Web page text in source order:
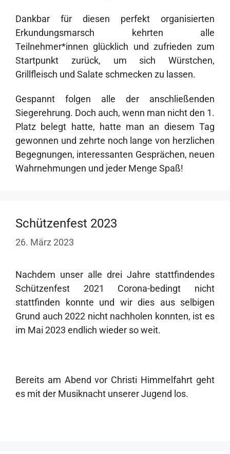
Dankbar für diesen perfekt organisierten
Erkundungsmarsch kehrten alle
Teilnehmer*innen glücklich und zufrieden zum
Startpunkt zurück, um sich Würstchen,
Grillfleisch und Salate schmecken zu lassen.
Gespannt folgen alle der anschließenden
Siegerehrung. Doch auch, wenn man nicht den 1.
Platz belegt hatte, hatte man an diesem Tag
gewonnen und zehrte noch lange von herzlichen
Begegnungen, interessanten Gesprächen, neuen
Wahrnehmungen und jeder Menge Spaß!
Schützenfest 2023
26. März 2023
Nachdem unser alle drei Jahre stattfindendes
Schützenfest 2021 Corona-bedingt nicht
stattfinden konnte und wir dies aus selbigen
Grund auch 2022 nicht nachholen konnten, ist es
im Mai 2023 endlich wieder so weit.
Bereits am Abend vor Christi Himmelfahrt geht
es mit der Musiknacht unserer Jugend los.